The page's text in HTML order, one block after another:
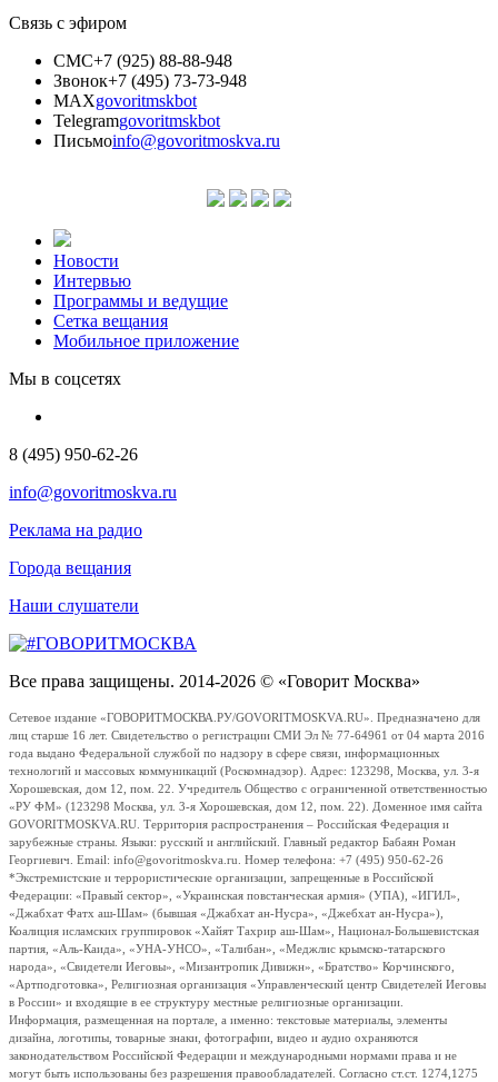
Связь с эфиром
СМС+7 (925) 88-88-948
Звонок+7 (495) 73-73-948
MAXgovoritmskbot
Telegramgovoritmskbot
Письмоinfo@govoritmoskva.ru
Новости
Интервью
Программы и ведущие
Сетка вещания
Мобильное приложение
Мы в соцсетях
8 (495) 950-62-26
info@govoritmoskva.ru
Реклама на радио
Города вещания
Наши слушатели
Все права защищены. 2014-2026 © «Говорит Москва»
Сетевое издание «ГОВОРИТМОСКВА.РУ/GOVORITMOSKVA.RU». Предназначено для
лиц старше 16 лет. Свидетельство о регистрации СМИ Эл № 77-64961 от 04 марта 2016
года выдано Федеральной службой по надзору в сфере связи, информационных
технологий и массовых коммуникаций (Роскомнадзор). Адрес: 123298, Москва, ул. 3-я
Хорошевская, дом 12, пом. 22. Учредитель Общество с ограниченной ответственностью
«РУ ФМ» (123298 Москва, ул. 3-я Хорошевская, дом 12, пом. 22). Доменное имя сайта
GOVORITMOSKVA.RU. Территория распространения – Российская Федерация и
зарубежные страны. Языки: русский и английский. Главный редактор Бабаян Роман
Георгиевич. Email: info@govoritmoskva.ru. Номер телефона: +7 (495) 950-62-26
*Экстремистские и террористические организации, запрещенные в Российской
Федерации: «Правый сектор», «Украинская повстанческая армия» (УПА), «ИГИЛ»,
«Джабхат Фатх аш-Шам» (бывшая «Джабхат ан-Нусра», «Джебхат ан-Нусра»),
Коалиция исламских группировок «Хайят Тахрир аш-Шам», Национал-Большевистская
партия, «Аль-Каида», «УНА-УНСО», «Талибан», «Меджлис крымско-татарского
народа», «Свидетели Иеговы», «Мизантропик Дивижн», «Братство» Корчинского,
«Артподготовка», Религиозная организация «Управленческий центр Свидетелей Иеговы
в России» и входящие в ее структуру местные религиозные организации.
Информация, размещенная на портале, а именно: текстовые материалы, элементы
дизайна, логотипы, товарные знаки, фотографии, видео и аудио охраняются
законодательством Российской Федерации и международными нормами права и не
могут быть использованы без разрешения правообладателей. Согласно ст.ст. 1274,1275